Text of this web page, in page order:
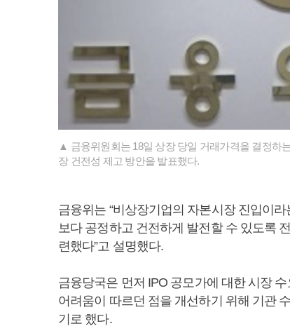
▲ 금융위원회는 18일 상장 당일 거래가격을 결정하
장 건전성 제고 방안을 발표했다.
금융위는 “비상장기업의 자본시장 진입이
보다 공정하고 건전하게 발전할 수 있도록
련했다”고 설명했다.
금융당국은 먼저 IPO 공모가에 대한 시장
어려움이 따르던 점을 개선하기 위해 기관
기로 했다.